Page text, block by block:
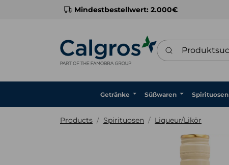
Mindestbestellwert: 2.000€
Produktsuche
Getränke Süßwaren Spirituosen
Products Spirituosen Liqueur/Likör